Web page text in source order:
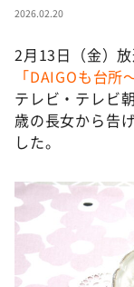
これ余談なん
て真剣です
探偵！ナイ
news おかえ
DAIGOも台
本日はダイア
朝だ！生で
教えて！ニ
2026.02.20
2月13日（金）
「DAIGOも台所
テレビ・テレビ
歳の長女から告
した。